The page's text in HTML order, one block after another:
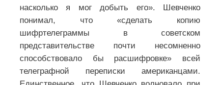
насколько я мог добыть его». Шевченко
понимал, что «сделать копию
шифртелеграммы в советском
представительстве почти несомненно
способствовало бы расшифровке» всей
телеграфной переписки американцами.